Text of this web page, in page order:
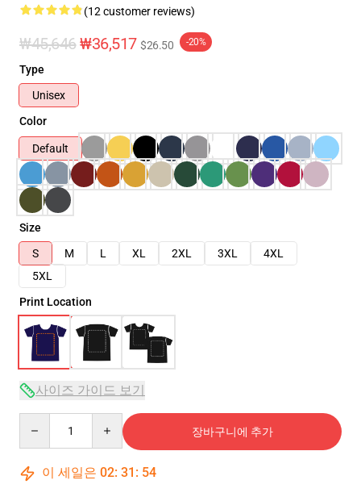
(12 customer reviews)
₩45,646₩36,517 $26.50 -20%
Type
Unisex
Color
Default
Size
S
M L XL 2XL 3XL
4XL
5XL
Print Location
사이즈 가이드 보기
장바구니에 추가
이 세일은 02: 31 : 54